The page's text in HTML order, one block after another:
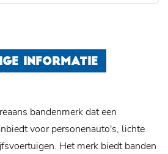
INFORMATIE
bandenmerk dat een
voor personenauto's, lichte
Het merk biedt banden